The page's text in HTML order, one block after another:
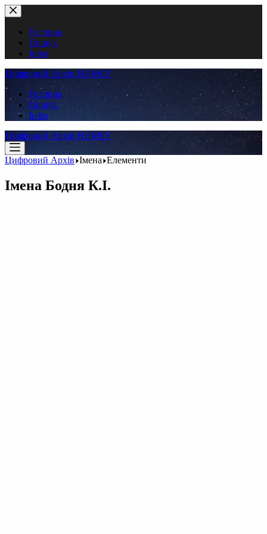
Перейти
до
вмістуГоловна
Пошук
Інфо
Цифровий Архів ННМБУ
Головна
Пошук
Інфо
Цифровий Архів ННМБУ
Цифровий Архів Імена Елементи
Імена Бодня К.І.